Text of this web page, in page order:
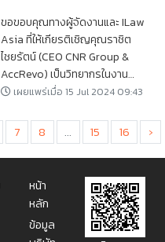
ขอขอบคุณทางผู้จัดงานและ​ ILaw
Asia ที่ให้เกียรติเชิญคุณราชิต
ไชยรัตน์ (CEO CNR Group &
AccRevo) เป็นวิทยากรในงาน​
Thailand​ Franchise Show
เผยแพร่เมื่อ 15 Jul 2024 09:43
7 8 ... 15 16 ›
หน้า
หลัก
ข้อมูล